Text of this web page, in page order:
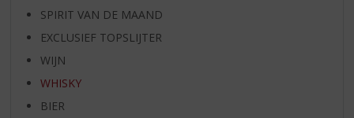
SPIRIT VAN DE MAAND
EXCLUSIEF TOPSLIJTER
WIJN
WHISKY
BIER